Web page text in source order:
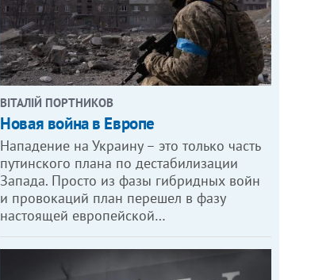
ВІТАЛІЙ ПОРТНИКОВ
Новая война в Европе
Нападение на Украину – это только часть
путинского плана по дестабилизации
Запада. Просто из фазы гибридных войн
и провокаций план перешел в фазу
настоящей европейской…